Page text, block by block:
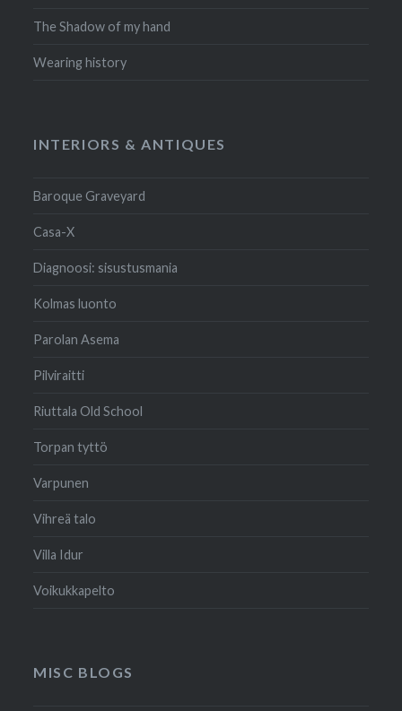
The Shadow of my hand
Wearing history
INTERIORS & ANTIQUES
Baroque Graveyard
Casa-X
Diagnoosi: sisustusmania
Kolmas luonto
Parolan Asema
Pilviraitti
Riuttala Old School
Torpan tyttö
Varpunen
Vihreä talo
Villa Idur
Voikukkapelto
MISC BLOGS